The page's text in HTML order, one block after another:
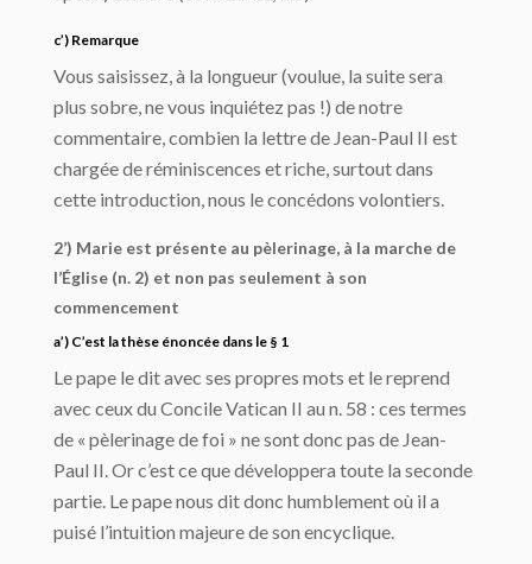
c’) Remarque
Vous saisissez, à la longueur (voulue, la suite sera
plus sobre, ne vous inquiétez pas !) de notre
commentaire, combien la lettre de Jean-Paul II est
chargée de réminiscences et riche, surtout dans
cette introduction, nous le concédons volontiers.
2’) Marie est présente au pèlerinage, à la marche de
l’Église (n. 2) et non pas seulement à son
commencement
a’) C’est la thèse énoncée dans le § 1
Le pape le dit avec ses propres mots et le reprend
avec ceux du Concile Vatican II au n. 58 : ces termes
de « pèlerinage de foi » ne sont donc pas de Jean-
Paul II. Or c’est ce que développera toute la seconde
partie. Le pape nous dit donc humblement où il a
puisé l’intuition majeure de son encyclique.